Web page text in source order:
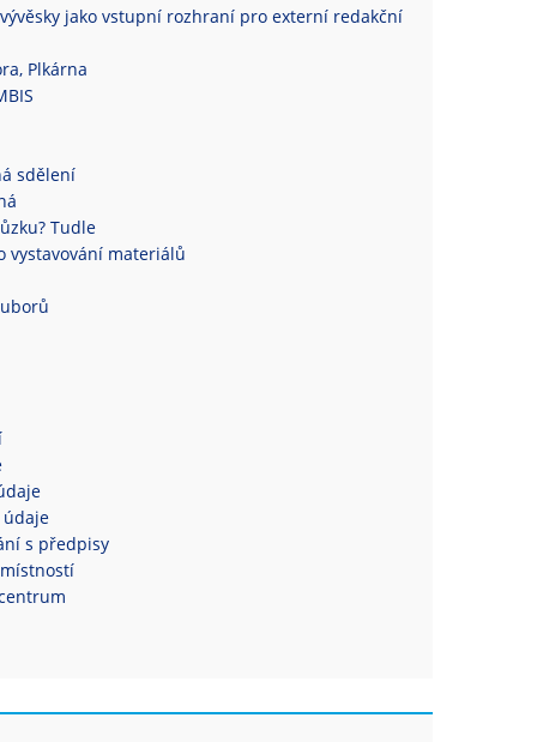
jako vstupní rozhraní pro externí redakční
Plkárna
sdělení
Tudle
vystavování materiálů
s předpisy